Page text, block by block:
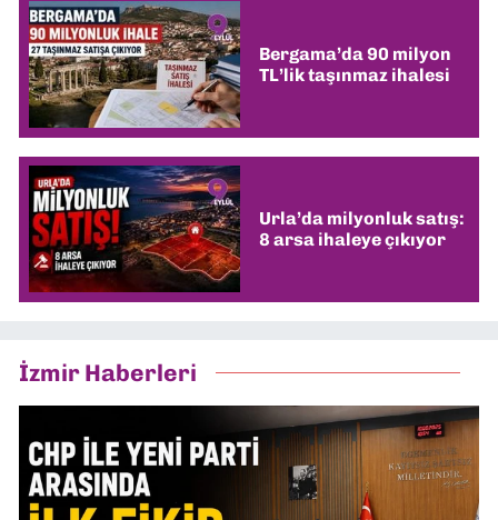
Bergama’da 90 milyon
TL’lik taşınmaz ihalesi
Urla’da milyonluk satış:
8 arsa ihaleye çıkıyor
İzmir Haberleri